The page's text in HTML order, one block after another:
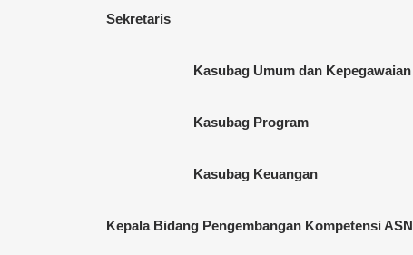
Sekretaris
Kasubag Umum dan Kepegawaian
Kasubag Program
Kasubag Keuangan
Kepala Bidang Pengembangan Kompetensi ASN